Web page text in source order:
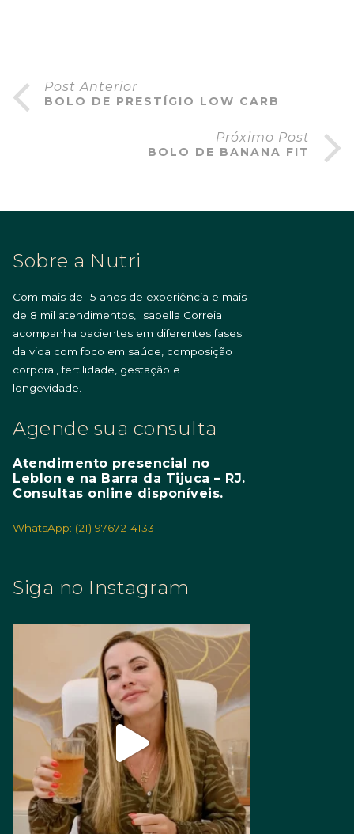
Post Anterior
BOLO DE PRESTÍGIO LOW CARB
Próximo Post
BOLO DE BANANA FIT
Sobre a Nutri
Com mais de 15 anos de experiência e mais
de 8 mil atendimentos, Isabella Correia
acompanha pacientes em diferentes fases
da vida com foco em saúde, composição
corporal, fertilidade, gestação e
longevidade.
Agende sua consulta
Atendimento presencial no
Leblon e na Barra da Tijuca – RJ.
Consultas online disponíveis.
WhatsApp: (21) 97672-4133
Siga no Instagram